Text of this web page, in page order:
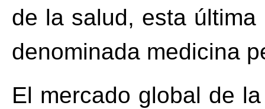
de la salud, esta
denominada medicina
El mercado global de